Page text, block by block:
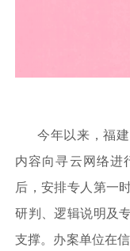
今年以来，福
内容向寻云网络进
后， 安排专人 第一
研判、逻辑说明及
支撑。办案单位在信